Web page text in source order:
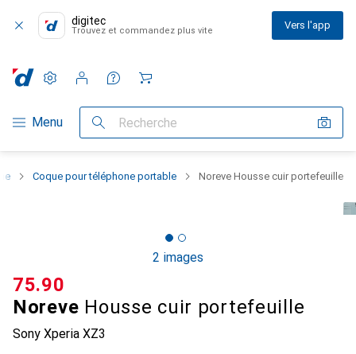
digitec
Trouvez et commandez plus vite Vers l'app
Navigation par catégorie
Menu Recherche
Paramètres
Compte client
Listes de comparaison
Listes d'envies
Panier
Coque pour téléphone portable Noreve Housse cuir portefeuille
2 images
Noreve Housse cuir portefeuille
Sony Xperia XZ3
CHF
75.90